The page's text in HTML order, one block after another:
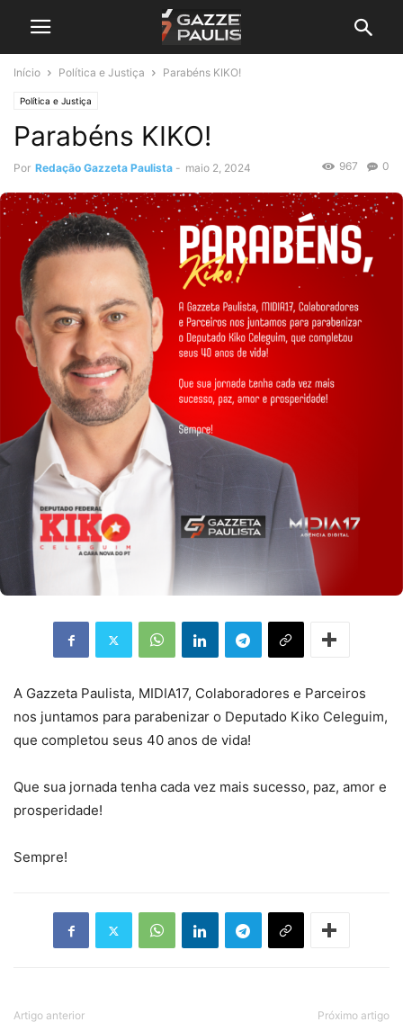
Início Política e Justiça Parabéns KIKO!
Política e Justiça
Parabéns KIKO!
Por Redação Gazzeta Paulista - maio 2, 2024 0
967
A Gazzeta Paulista, MIDIA17, Colaboradores e Parceiros
nos juntamos para parabenizar o Deputado Kiko Celeguim,
que completou seus 40 anos de vida!
Que sua jornada tenha cada vez mais sucesso, paz, amor e
prosperidade!
Sempre!
Artigo anterior Próximo artigo